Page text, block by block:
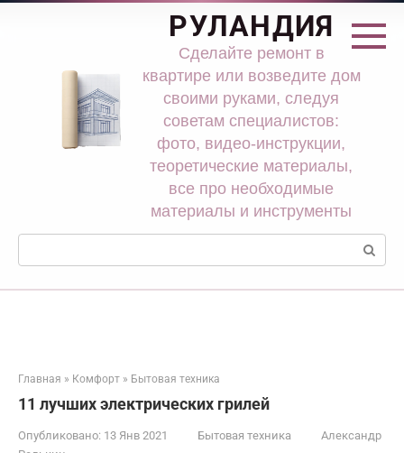
Перейти
РУЛАНДИЯ
Сделайте ремонт в
квартире или возведите дом
своими руками, следуя
советам специалистов:
фото, видео-инструкции,
теоретические материалы,
все про необходимые
материалы и инструменты
Поиск:
Главная » Комфорт » Бытовая техника
11 лучших электрических грилей
Опубликовано: 13 Янв 2021 Бытовая техника
Александр